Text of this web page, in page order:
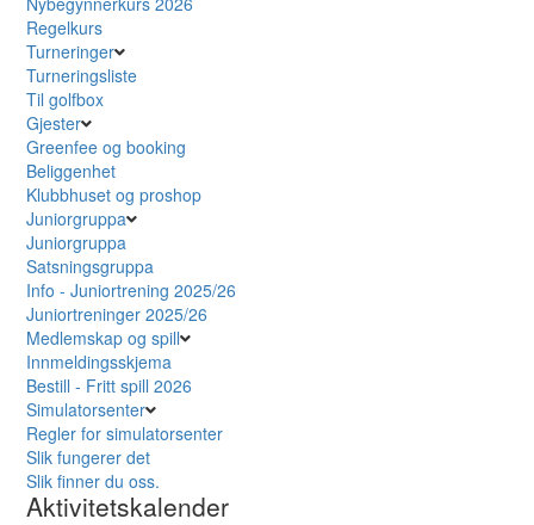
Regelkurs
Turneringer
Turneringsliste
Til golfbox
Gjester
Greenfee og booking
Beliggenhet
Klubbhuset og proshop
Juniorgruppa
Juniorgruppa
Satsningsgruppa
Info - Juniortrening 2025/26
Juniortreninger 2025/26
Medlemskap og spill
Innmeldingsskjema
Bestill - Fritt spill 2026
Simulatorsenter
Regler for simulatorsenter
Slik fungerer det
Slik finner du oss.
Aktivitetskalender